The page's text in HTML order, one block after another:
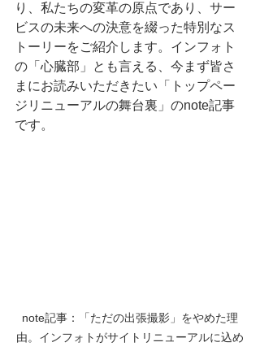
り、私たちの変革の原点であり、サー
ビスの未来への決意を綴った特別なス
トーリーをご紹介します。インフォト
の「心臓部」とも言える、今まず皆さ
まにお読みいただきたい「トップペー
ジリニューアルの舞台裏」のnote記事
です。
note記事：「ただの出張撮影」をやめた理
由。インフォトがサイトリニューアルに込め